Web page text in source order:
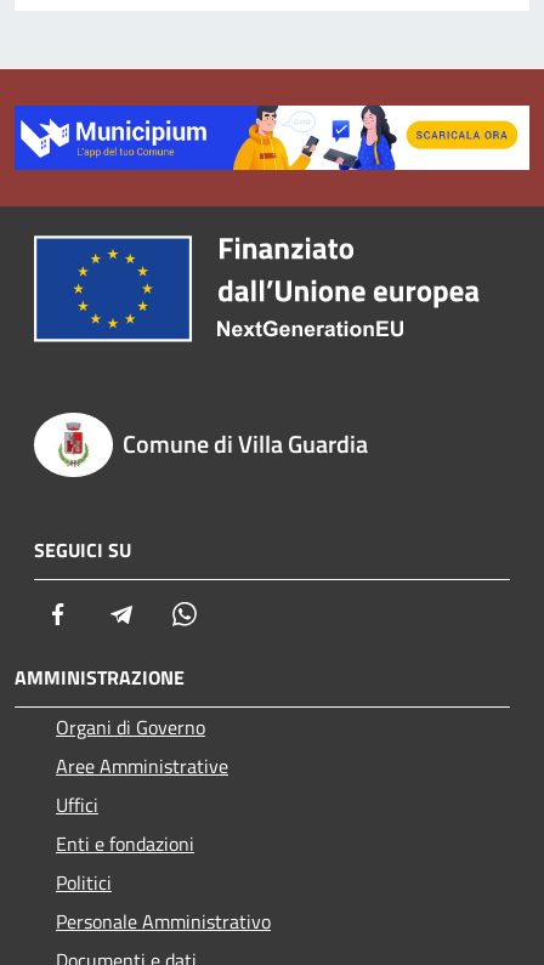
Comune di Villa Guardia
SEGUICI SU
Facebook Telegram
AMMINISTRAZIONE
Organi di Governo
Aree Amministrative
Uffici
Enti e fondazioni
Politici
Personale Amministrativo